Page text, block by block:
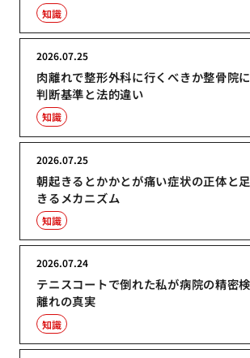
知識
肉離れで整形外科に行くべきか整骨院
判断基準と法的違い
2026.07.25
知識
朝起きるとかかとが痛い症状の正体と
きるメカニズム
2026.07.25
知識
テニスコートで倒れた私が病院の精密
離れの真実
2026.07.24
知識